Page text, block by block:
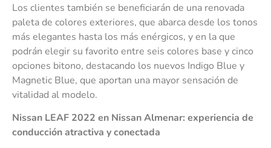
Los clientes también se beneficiarán de una renovada
paleta de colores exteriores, que abarca desde los tonos
más elegantes hasta los más enérgicos, y en la que
podrán elegir su favorito entre seis colores base y cinco
opciones bitono, destacando los nuevos Indigo Blue y
Magnetic Blue, que aportan una mayor sensación de
vitalidad al modelo.
Nissan LEAF 2022 en Nissan Almenar: experiencia de
conducción atractiva y conectada